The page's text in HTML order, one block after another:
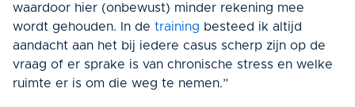
waardoor hier (onbewust) minder rekening mee
wordt gehouden. In de training besteed ik altijd
aandacht aan het bij iedere casus scherp zijn op de
vraag of er sprake is van chronische stress en welke
ruimte er is om die weg te nemen.”